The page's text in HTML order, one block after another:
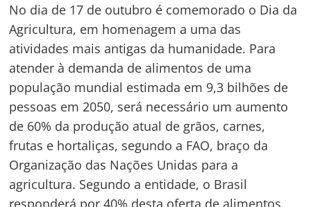
No dia de 17 de outubro é comemorado o Dia da
Agricultura, em homenagem a uma das
atividades mais antigas da humanidade. Para
atender à demanda de alimentos de uma
população mundial estimada em 9,3 bilhões de
pessoas em 2050, será necessário um aumento
de 60% da produção atual de grãos, carnes,
frutas e hortaliças, segundo a FAO, braço da
Organização das Nações Unidas para a
agricultura. Segundo a entidade, o Brasil
responderá por 40% desta oferta de alimentos.